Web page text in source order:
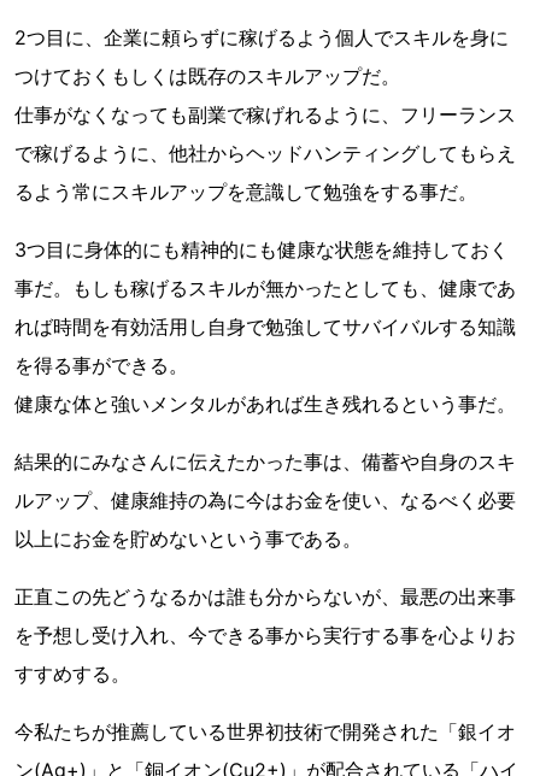
2つ目に、企業に頼らずに稼げるよう個人でスキルを身に
つけておくもしくは既存のスキルアップだ。
仕事がなくなっても副業で稼げれるように、フリーランス
で稼げるように、他社からヘッドハンティングしてもらえ
るよう常にスキルアップを意識して勉強をする事だ。
3つ目に身体的にも精神的にも健康な状態を維持しておく
事だ。もしも稼げるスキルが無かったとしても、健康であ
れば時間を有効活用し自身で勉強してサバイバルする知識
を得る事ができる。
健康な体と強いメンタルがあれば生き残れるという事だ。
結果的にみなさんに伝えたかった事は、備蓄や自身のスキ
ルアップ、健康維持の為に今はお金を使い、なるべく必要
以上にお金を貯めないという事である。
正直この先どうなるかは誰も分からないが、最悪の出来事
を予想し受け入れ、今できる事から実行する事を心よりお
すすめする。
今私たちが推薦している世界初技術で開発された「銀イオ
ン(Ag+)」と「銅イオン(Cu2+)」が配合されている「ハイ